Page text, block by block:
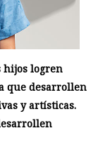
hijos logren
que desarrollen
y artísticas.